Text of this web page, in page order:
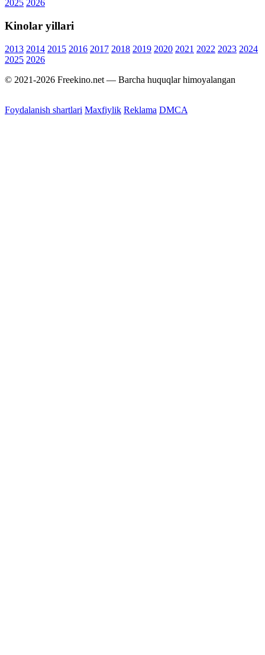
2025 2026
Kinolar yillari
2013 2014 2015 2016 2017 2018 2019 2020 2021 2022 2023 2024
2025 2026
© 2021-2026 Freekino.net — Barcha huquqlar himoyalangan
Foydalanish shartlari Maxfiylik Reklama DMCA